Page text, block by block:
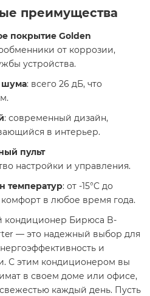
преимущества
покрытие Golden
от коррозии,
устройства.
шума: всего 26 дБ, что
: современный дизайн,
в интерьер.
пульт
настройки и управления.
температур: от -15°C до
комфорт в любое время года.
кондиционер Бирюса B-
— это надежный выбор для
и
С этим кондиционером вы
в своем доме или офисе,
каждый день. Пусть